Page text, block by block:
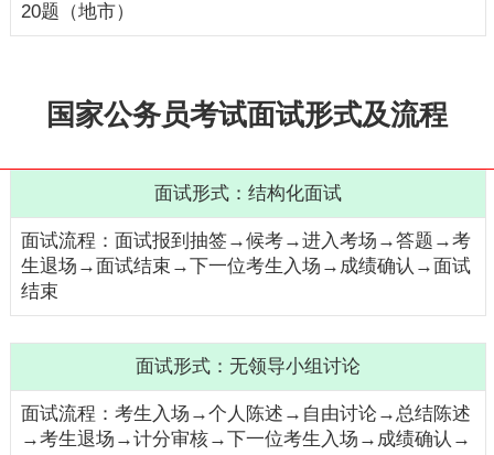
20题（地市）
国家公务员考试面试形式及流程
结构化面试
面试报到抽签→候考→进入考场→答题→考
生退场→面试结束→下一位考生入场→成绩确认→面试
结束
无领导小组讨论
考生入场→个人陈述→自由讨论→总结陈述
→考生退场→计分审核→下一位考生入场→成绩确认→